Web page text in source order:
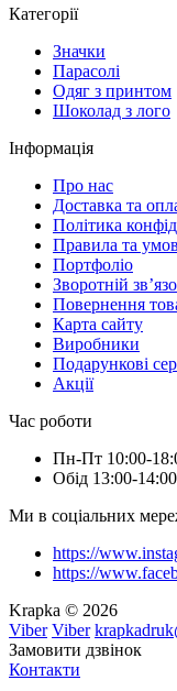
Категорії
Значки
Парасолі
Одяг з принтом
Шоколад з лого
Інформація
Про нас
Доставка та
Політика
Правила та
Портфоліо
Зворотній
Повернення
Карта сайту
Виробники
Подарункові
Акції
Час роботи
Пн-Пт 10:00-
Обід 13:00-14:00
Ми в соціальних
https://
https://
Krapka © 2026
Viber Viber
Замовити дзвінок
Контакти